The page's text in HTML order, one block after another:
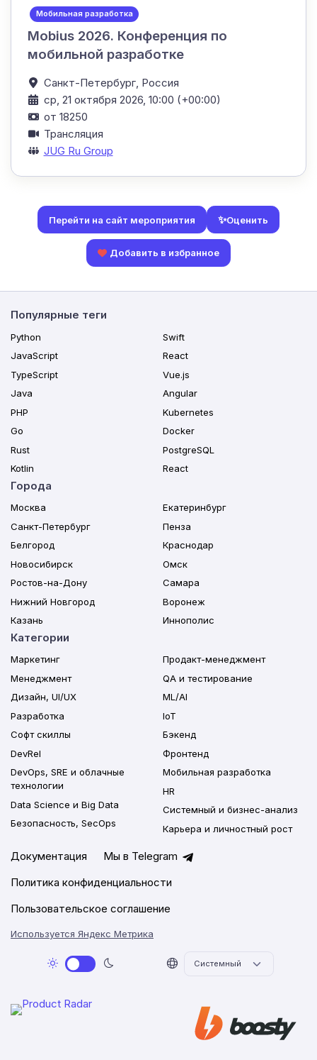
Мобильная разработка
Mobius 2026. Конференция по
мобильной разработке
Санкт-Петербург, Россия
ср, 21 октября 2026, 10:00 (+00:00)
от 18250
Трансляция
JUG Ru Group
Перейти на сайт мероприятия ✨Оценить
Добавить в избранное
Популярные теги
Python
JavaScript
TypeScript
Java
PHP
Go
Rust
Kotlin
Swift
React
Vue.js
Angular
Kubernetes
Docker
PostgreSQL
React
Города
Москва
Санкт-Петербург
Белгород
Новосибирск
Ростов-на-Дону
Нижний Новгород
Казань
Екатеринбург
Пенза
Краснодар
Омск
Самара
Воронеж
Иннополис
Категории
Маркетинг
Менеджмент
Дизайн, UI/UX
Разработка
Софт скиллы
DevRel
DevOps, SRE и облачные
технологии
Data Science и Big Data
Безопасность, SecOps
Продакт-менеджмент
QA и тестирование
ML/AI
IoT
Бэкенд
Фронтенд
Мобильная разработка
HR
Системный и бизнес-анализ
Карьера и личностный рост
Документация
Мы в Telegram
Политика конфиденциальности
Пользовательское соглашение
Используется Яндекс Метрика